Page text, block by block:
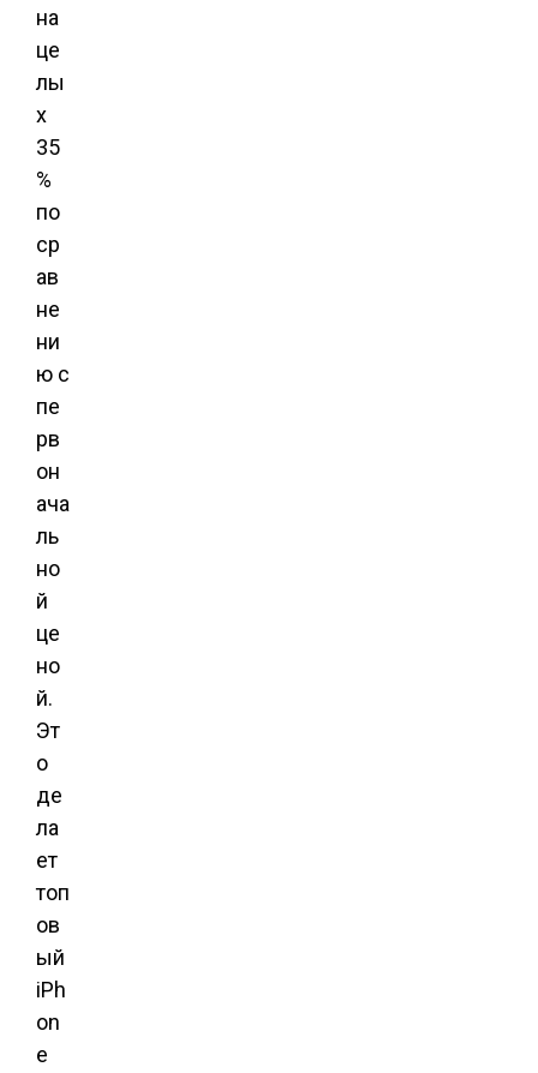
на
це
лы
х
35
%
по
ср
ав
не
ни
ю с
пе
рв
он
ача
ль
но
й
це
но
й.
Эт
о
де
ла
ет
топ
ов
ый
iPh
on
e